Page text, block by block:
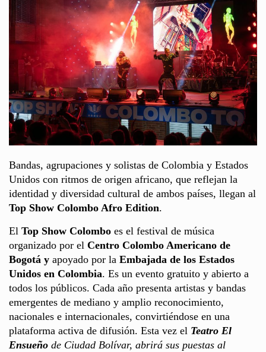
Bandas, agrupaciones y solistas de Colombia y Estados
Unidos con ritmos de origen africano, que reflejan la
identidad y diversidad cultural de ambos países, llegan al
Top Show Colombo Afro Edition.
El Top Show Colombo es el festival de música
organizado por el Centro Colombo Americano de
Bogotá y apoyado por la Embajada de los Estados
Unidos en Colombia. Es un evento gratuito y abierto a
todos los públicos. Cada año presenta artistas y bandas
emergentes de mediano y amplio reconocimiento,
nacionales e internacionales, convirtiéndose en una
plataforma activa de difusión. Esta vez el Teatro El
Ensueño de Ciudad Bolívar, abrirá sus puestas al